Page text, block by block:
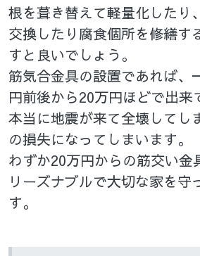
根を葺き替えて軽量化したり
交換したり腐食個所を修繕す
すと良いでしょう。
筋気合金具の設置であれば、
円前後から20万円ほどで出来
本当に地震が来て全壊してし
の損失になってしまいます。
わずか20万円からの筋交い金
リーズナブルで大切な家を守
す。